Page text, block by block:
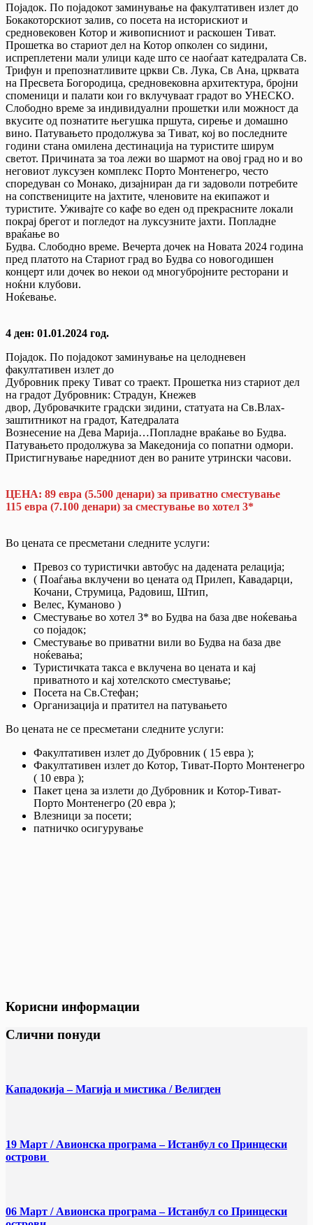
Појадок. По појадокот заминување на факултативен излет до
Бокакоторскиот залив, со посета на историскиот и
средновековен Котор и живописниот и раскошен Тиват.
Прошетка во стариот дел на Котор опколен со ѕидини,
испреплетени мали улици каде што се наоѓаат катедралата Св.
Трифун и препознатливите цркви Св. Лука, Св Ана, црквата
на Пресвета Богородица, средновековна архитектурa, бројни
споменици и палати кои го вклучуваат градот во УНЕСКО.
Слободно време за индивидуални прошетки или можност да
вкусите од познатите његушка пршута, сирење и домашно
вино. Патувањето продолжува за Тиват, кој во последните
години стана омилена дестинација на туристите ширум
светот. Причината за тоа лежи во шармот на овој град но и во
неговиот луксузен комплекс Порто Монтенегро, често
споредуван со Монако, дизајниран да ги задоволи потребите
на сопствениците на јахтите, членовите на екипажот и
туристите. Уживајте со кафе во еден од прекрасните локали
покрај брегот и погледот на луксузните јахти. Попладне
враќање во
Будва. Слободно време. Вечерта дочек на Новата 2024 година
пред платото на Стариот град во Будва со новогодишен
концерт или дочек во некои од многубројните ресторани и
ноќни клубови.
Ноќевање.
4 ден: 01.01.2024 год.
Појадок. По појадокот заминување на целодневен
факултативен излет до
Дубровник преку Тиват со траект. Прошетка низ стариот дел
на градот Дубровник: Страдун, Кнежев
двор, Дубровачките градски зидини, статуата на Св.Влах-
заштитникот на градот, Катедралата
Вознесение на Дева Марија…Попладне враќање во Будва.
Патувањето продолжува за Македонија со попатни одмори.
Пристигнување наредниот ден во раните утрински часови.
ЦЕНА: 89 евра (5.500 денари) за приватно сместување
115 евра (7.100 денари) за сместување во хотел 3*
Во цената се пресметани следните услуги:
Превоз со туристички автобус на дадената релација;
( Поаѓања вклучени во цената од Прилеп, Кавадарци,
Кочани, Струмица, Радовиш, Штип,
Велес, Куманово )
Сместување во хотел 3* во Будва на база две ноќевања
со појадок;
Сместување во приватни вили во Будва на база две
ноќевања;
Туристичката такса е вклучена во цената и кај
приватното и кај хотелското сместување;
Посета на Св.Стефан;
Организација и пратител на патувањето
Во цената не се пресметани следните услуги:
Факултативен излет до Дубровник ( 15 евра );
Факултативен излет до Котор, Тиват-Порто Монтенегро
( 10 евра );
Пакет цена за излети до Дубровник и Котор-Тиват-
Порто Монтенегро (20 евра );
Влезници за посети;
патничко осигурување
Корисни информации
Слични понуди
Кападокија – Магија и мистика / Велигден
19 Март / Aвионска програма – Истанбул со Принцески
острови
06 Март / Aвионска програма – Истанбул со Принцески